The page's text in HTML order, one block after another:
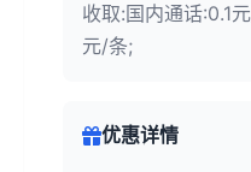
收取:国内通话:0.1
元/条;
优惠详情